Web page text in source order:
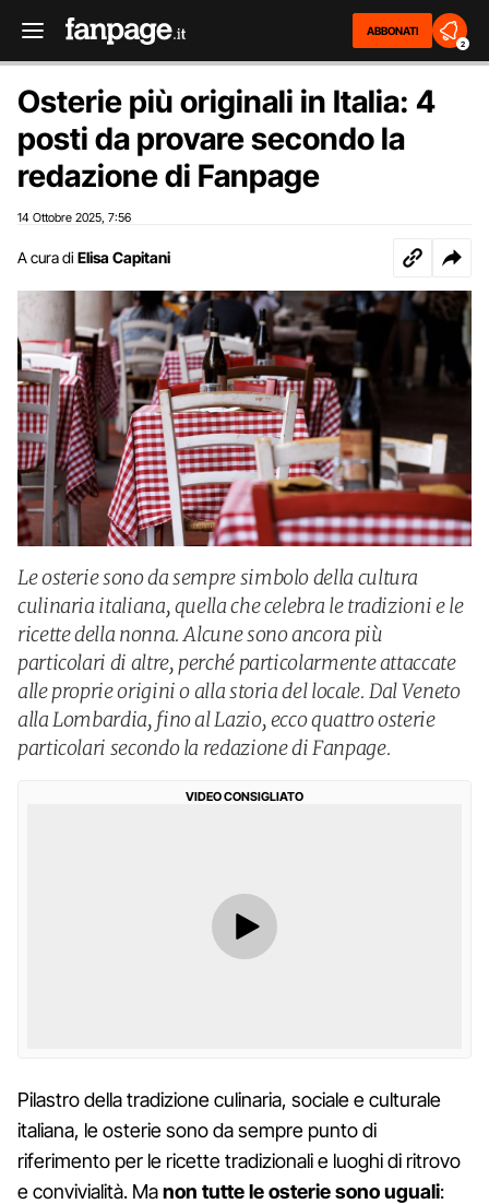
ABBONATI
2
Osterie più originali in Italia: 4
posti da provare secondo la
redazione di Fanpage
14 Ottobre 2025 7:56
A cura di Elisa Capitani
Le osterie sono da sempre simbolo della cultura
culinaria italiana, quella che celebra le tradizioni e le
ricette della nonna. Alcune sono ancora più
particolari di altre, perché particolarmente attaccate
alle proprie origini o alla storia del locale. Dal Veneto
alla Lombardia, fino al Lazio, ecco quattro osterie
particolari secondo la redazione di Fanpage.
VIDEO CONSIGLIATO
Pilastro della tradizione culinaria, sociale e culturale
italiana, le osterie sono da sempre punto di
riferimento per le ricette tradizionali e luoghi di ritrovo
e convivialità. Manon tutte le osterie sono uguali: